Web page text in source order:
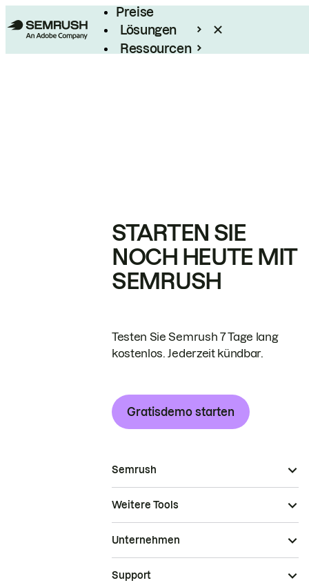
Preise
Lösungen
Ressourcen
STARTEN SIE
NOCH HEUTE MIT
SEMRUSH
Testen Sie Semrush 7 Tage lang
kostenlos. Jederzeit kündbar.
Gratisdemo starten
Semrush
Weitere Tools
Unternehmen
Support